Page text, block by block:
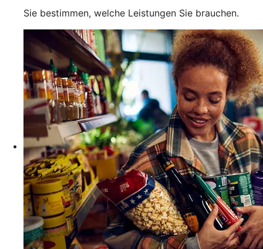
Sie bestimmen, welche Leistungen Sie brauchen.